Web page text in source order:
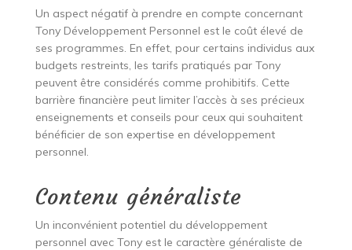
Un aspect négatif à prendre en compte concernant
Tony Développement Personnel est le coût élevé de
ses programmes. En effet, pour certains individus aux
budgets restreints, les tarifs pratiqués par Tony
peuvent être considérés comme prohibitifs. Cette
barrière financière peut limiter l’accès à ses précieux
enseignements et conseils pour ceux qui souhaitent
bénéficier de son expertise en développement
personnel.
Contenu généraliste
Un inconvénient potentiel du développement
personnel avec Tony est le caractère généraliste de